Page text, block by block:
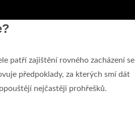
patří zajištění rovného zacházení se
předpoklady, za kterých smí dát
nejčastěji prohřešků.